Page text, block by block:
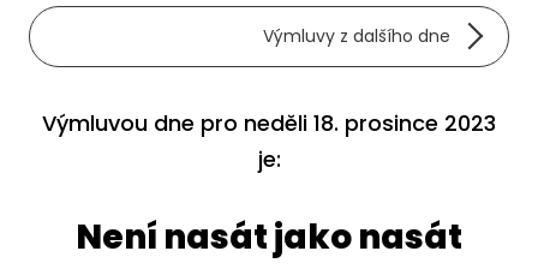
Výmluvy z dalšího dne
Výmluvou dne pro neděli 18. prosince 2023
je:
Není nasát jako nasát